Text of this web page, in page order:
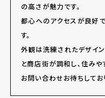
の高さが魅力です。
都心へのアクセスが良好
す。
外観は洗練されたデザイ
と商店街が調和し、住みや
お問い合わせお待ちしてお